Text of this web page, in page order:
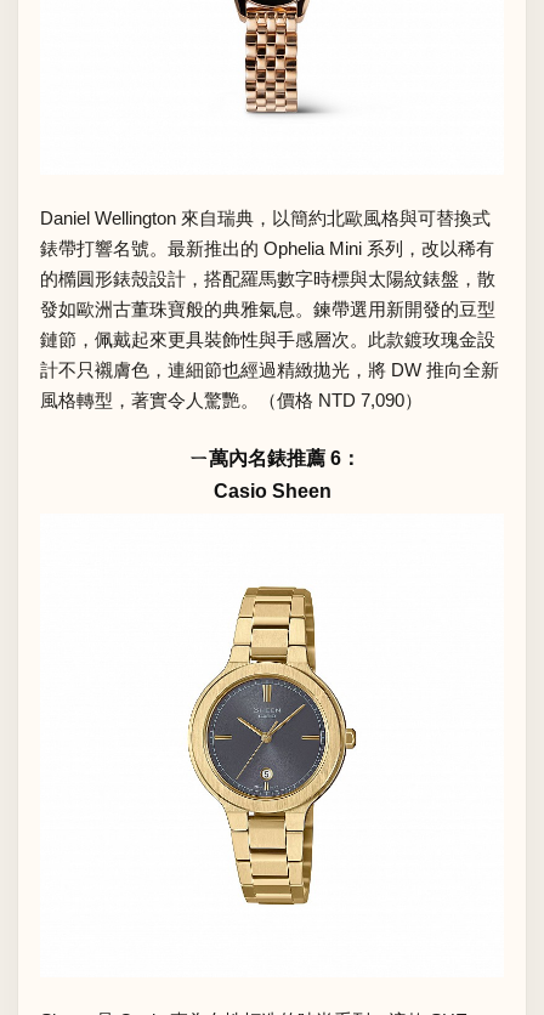
Daniel Wellington 來自瑞典，以簡約北歐風格與可替換式
錶帶打響名號。最新推出的 Ophelia Mini 系列，改以稀有
的橢圓形錶殼設計，搭配羅馬數字時標與太陽紋錶盤，散
發如歐洲古董珠寶般的典雅氣息。鍊帶選用新開發的豆型
鏈節，佩戴起來更具裝飾性與手感層次。此款鍍玫瑰金設
計不只襯膚色，連細節也經過精緻拋光，將 DW 推向全新
風格轉型，著實令人驚艷。（價格 NTD 7,090）
ㄧ萬內名錶推薦 6：
Casio Sheen